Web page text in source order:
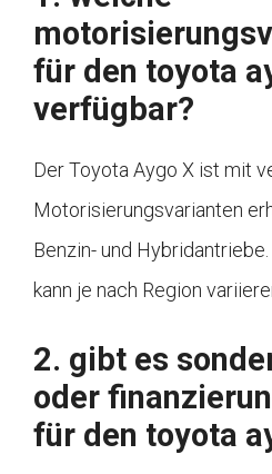
für den toyota
verfügbar?
Der Toyota Aygo X ist mit
Motorisierungsvarianten
Benzin- und
kann je nach Region
2. gibt es
oder
für den toyota